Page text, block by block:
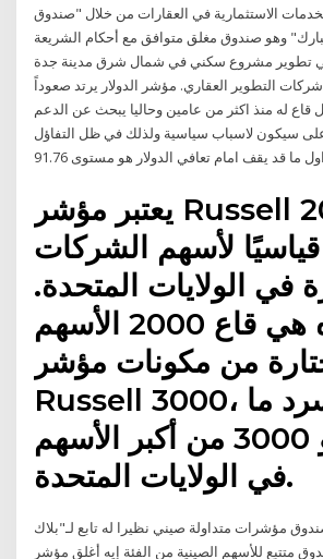
الاستثمارية في العقارات من خلال "صندوق
وهو صندوق مغلق متوافق مع أحكام الشريعة
في تطوير مشروع سكني في شمال شرق مدينة جدة
التطوير العقاري. مؤشر الدولار يرتد صعوداً
قاع له منذ اكثر من عامين وحاليا يبحث عن الدعم
لاعلى سيكون لاسباب سياسية ولذلك في ظل التفاؤل
ما قد يقف امام تعافي الدولار هو مستوى 91.76
يعتبر مؤشر Russell 2000
لأسهم الشركات
في الولايات المتحدة.
هذه هي قاع 2000 الأسهم
من مكونات مؤشر
Russell 3000، الذي يسرد ما
يقدر بنحو 3000 من أكبر الأسهم
في الولايات المتحدة.
صندوق مؤشرات متداولة صيني نظيرا له تابع لـ"بلاك
متتبع للأسهم الصينية من الفئة إيه أغلق مؤشر